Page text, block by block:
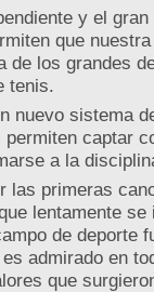
y el
que
de los grandes
tenis.
nuevo sistema
captar
a la
las primeras
lentamente
de deporte
admirado en
que